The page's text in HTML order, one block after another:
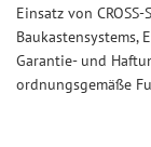
Einsatz von
Baukastensystems,
Garantie- und
ordnungsgemäße